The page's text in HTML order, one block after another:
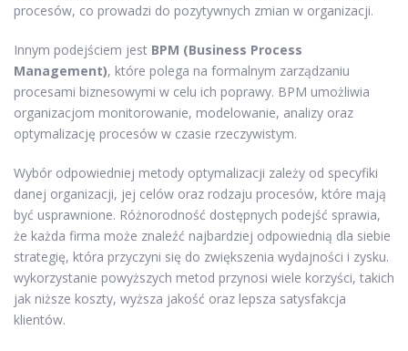
procesów, co prowadzi do pozytywnych zmian w organizacji.
Innym podejściem jest BPM (Business Process
Management), które polega na formalnym zarządzaniu
procesami biznesowymi w celu ich poprawy. BPM umożliwia
organizacjom monitorowanie, modelowanie, analizy oraz
optymalizację procesów w czasie rzeczywistym.
Wybór odpowiedniej metody optymalizacji zależy od specyfiki
danej organizacji, jej celów oraz rodzaju procesów, które mają
być usprawnione. Różnorodność dostępnych podejść sprawia,
że każda firma może znaleźć najbardziej odpowiednią dla siebie
strategię, która przyczyni się do zwiększenia wydajności i zysku.
wykorzystanie powyższych metod przynosi wiele korzyści, takich
jak niższe koszty, wyższa jakość oraz lepsza satysfakcja
klientów.